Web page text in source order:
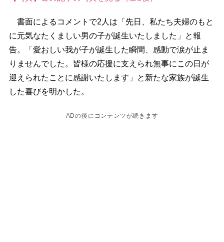
書面によるコメントで2人は「先日、私たち夫婦のもと
に元気なたくましい男の子が誕生いたしました」と報
告。「愛おしい我が子が誕生した瞬間、感動で涙が止ま
りませんでした。皆様の応援に支えられ無事にこの日が
迎えられたことに感謝いたします」と新たな家族が誕生
した喜びを明かした。
ADの後にコンテンツが続きます